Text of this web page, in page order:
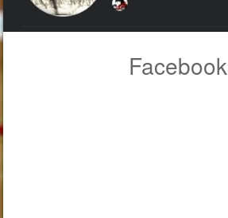
Facebook